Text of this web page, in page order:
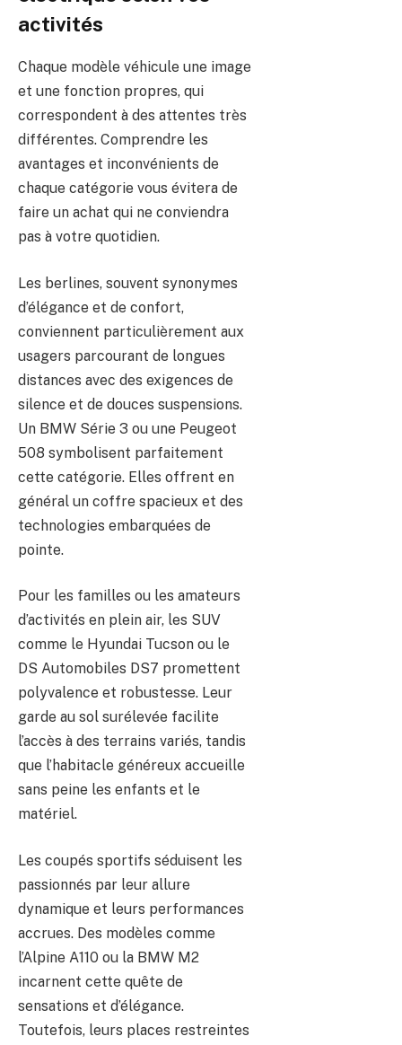
activités
Chaque modèle véhicule une image
et une fonction propres, qui
correspondent à des attentes très
différentes. Comprendre les
avantages et inconvénients de
chaque catégorie vous évitera de
faire un achat qui ne conviendra
pas à votre quotidien.
Les berlines, souvent synonymes
d’élégance et de confort,
conviennent particulièrement aux
usagers parcourant de longues
distances avec des exigences de
silence et de douces suspensions.
Un BMW Série 3 ou une Peugeot
508 symbolisent parfaitement
cette catégorie. Elles offrent en
général un coffre spacieux et des
technologies embarquées de
pointe.
Pour les familles ou les amateurs
d’activités en plein air, les SUV
comme le Hyundai Tucson ou le
DS Automobiles DS7 promettent
polyvalence et robustesse. Leur
garde au sol surélevée facilite
l’accès à des terrains variés, tandis
que l’habitacle généreux accueille
sans peine les enfants et le
matériel.
Les coupés sportifs séduisent les
passionnés par leur allure
dynamique et leurs performances
accrues. Des modèles comme
l’Alpine A110 ou la BMW M2
incarnent cette quête de
sensations et d’élégance.
Toutefois, leurs places restreintes